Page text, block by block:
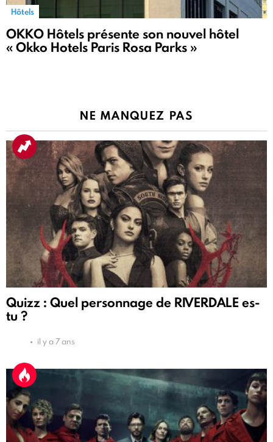
Hôtels
OKKO Hôtels présente son nouvel hôtel
« Okko Hotels Paris Rosa Parks »
NE MANQUEZ PAS
Quizz : Quel personnage de RIVERDALE es-
tu ?
il y a 7 ans